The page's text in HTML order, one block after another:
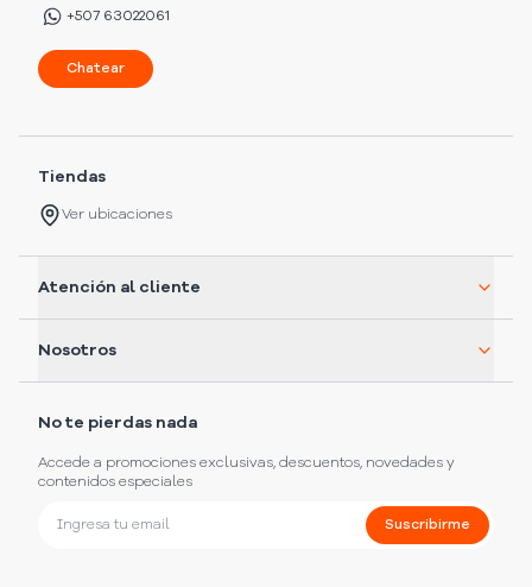
+507 63022061
Chatear
Tiendas
Ver ubicaciones
Atención al cliente
Nosotros
No te pierdas nada
Accede a promociones exclusivas, descuentos, novedades y
contenidos especiales
Suscribirme